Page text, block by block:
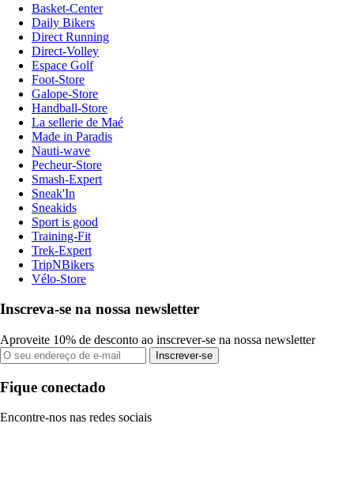
Basket-Center
Daily Bikers
Direct Running
Direct-Volley
Espace Golf
Foot-Store
Galope-Store
Handball-Store
La sellerie de Maé
Made in Paradis
Nauti-wave
Pecheur-Store
Smash-Expert
Sneak'In
Sneakids
Sport is good
Training-Fit
Trek-Expert
TripNBikers
Vélo-Store
Inscreva-se na nossa newsletter
Aproveite 10% de desconto ao inscrever-se na nossa newsletter
Inscrever-se
Fique conectado
Encontre-nos nas redes sociais